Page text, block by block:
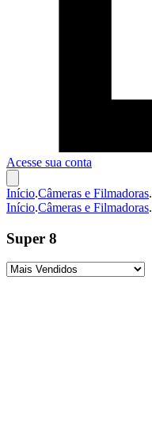
Acesse sua conta
Início.Câmeras e Filmadoras.
Início.Câmeras e Filmadoras.
Super 8